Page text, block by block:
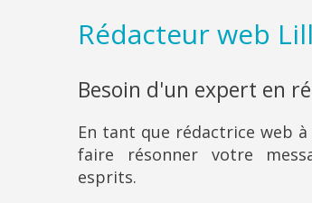
Rédacteur web
Besoin d'un expert en
En tant que rédactrice web
faire résonner votre
esprits.